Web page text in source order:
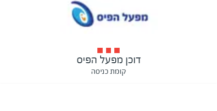
דוכן מפעל הפיס
קומת כניסה